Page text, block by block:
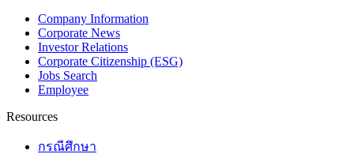
Company Information
Corporate News
Investor Relations
Corporate Citizenship (ESG)
Jobs Search
Employee
Resources
กรณีศึกษา